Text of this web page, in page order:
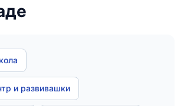
и развивашки